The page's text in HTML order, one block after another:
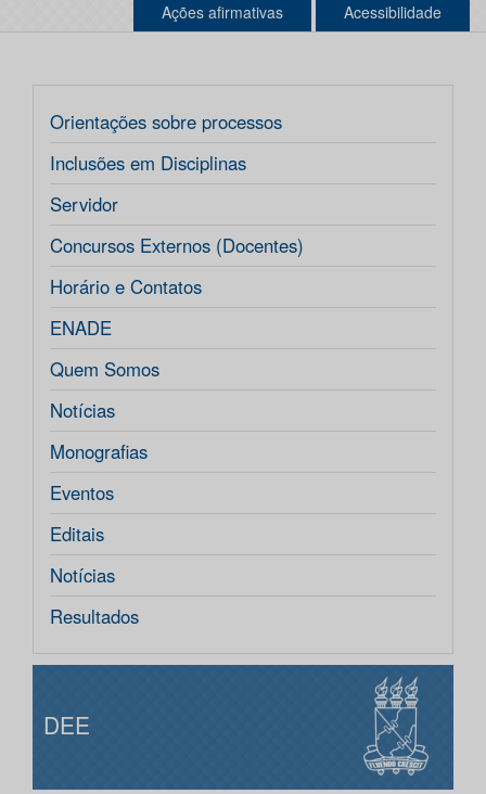
Ações afirmativas Acessibilidade
Orientações sobre processos
Inclusões em Disciplinas
Servidor
Concursos Externos (Docentes)
Horário e Contatos
ENADE
Quem Somos
Notícias
Monografias
Eventos
Editais
Notícias
Resultados
DEE